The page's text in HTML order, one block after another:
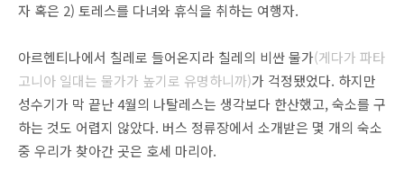
자 혹은 2) 토레스를 다녀와 휴식을 취하는 여행자.
아르헨티나에서 칠레로 들어온지라 칠레의 비싼 물가(게다가 파타
고니아 일대는 물가가 높기로 유명하니까)가 걱정됐었다. 하지만
성수기가 막 끝난 4월의 나탈레스는 생각보다 한산했고, 숙소를 구
하는 것도 어렵지 않았다. 버스 정류장에서 소개받은 몇 개의 숙소
중 우리가 찾아간 곳은 호세 마리아.